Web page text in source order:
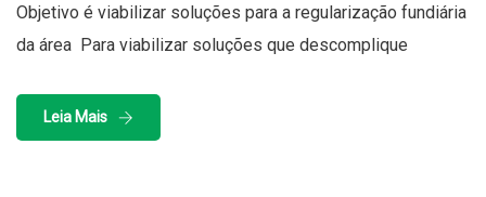
Objetivo é viabilizar soluções para a regularização fundiária
da área Para viabilizar soluções que descomplique
Leia Mais